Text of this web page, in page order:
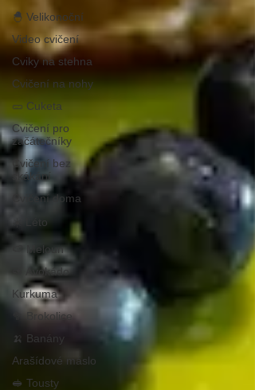
🐣 Velikonoční
Video cvičení
Cviky na stehna
Cvičení na nohy
🥒 Cuketa
Cvičení pro
začátečníky
Cvičení bez
skákání
Cvičení doma
☀️ Léto
🍉 Meloun
🥑 Avokádo
Kurkuma
🥦 Brokolice
🍌 Banány
Arašídové máslo
🥪 Tousty